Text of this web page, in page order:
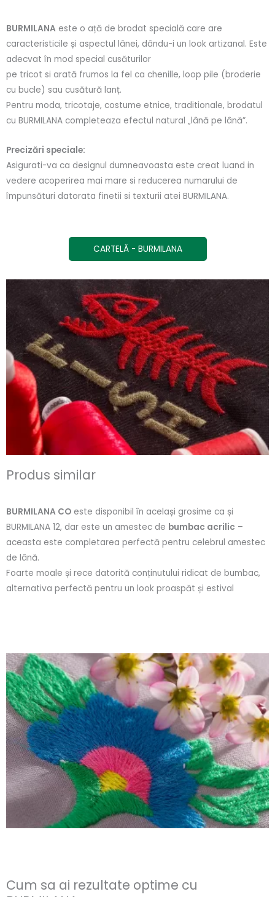
BURMILANA este o ață de brodat specială care are
caracteristicile și aspectul lânei, dându-i un look artizanal. Este
adecvat în mod special cusăturilor
pe tricot si arată frumos la fel ca chenille, loop pile (broderie
cu bucle) sau cusătură lanț.
Pentru moda, tricotaje, costume etnice, traditionale, brodatul
cu BURMILANA completeaza efectul natural „lână pe lână”.
Precizări speciale:
Asigurati-va ca designul dumneavoasta este creat luand in
vedere acoperirea mai mare si reducerea numarului de
împunsături datorata finetii si texturii atei BURMILANA.
CARTELĂ - BURMILANA
Produs similar
BURMILANA CO este disponibil în același grosime ca și
BURMILANA 12, dar este un amestec de bumbac acrilic –
aceasta este completarea perfectă pentru celebrul amestec
de lână.
Foarte moale și rece datorită conținutului ridicat de bumbac,
alternativa perfectă pentru un look proaspăt și estival
Cum sa ai rezultate optime cu